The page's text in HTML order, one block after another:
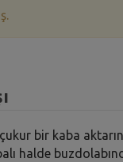
bir kaba
halde